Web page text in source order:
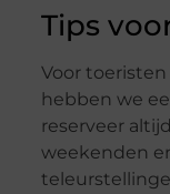
Tips
Voor
hebben we
reserveer
weekenden